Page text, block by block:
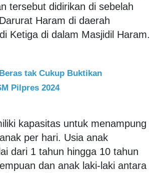
tersebut didirikan di sebelah
Haram di daerah
Ketiga di dalam Masjidil Haram.
tak Cukup Buktikan
Pilpres 2024
kapasitas untuk menampung
per hari. Usia anak
dari 1 tahun hingga 10 tahun
dan anak laki-laki antara